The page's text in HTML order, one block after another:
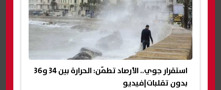
استقرار جوي.. الأرصاد تطمّن: الحرارة بين 34 و36
بدون تقلبات|فيديو